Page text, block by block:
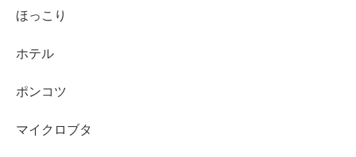
ほっこり
ホテル
ポンコツ
マイクロブタ